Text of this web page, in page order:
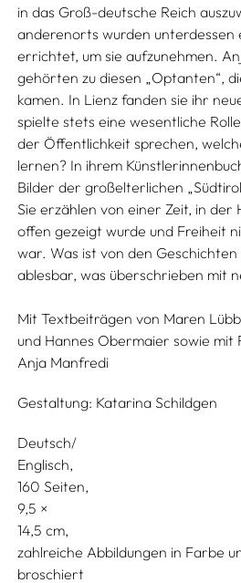
in das Groß-deutsche Reich
anderenorts wurden unterdessen
errichtet, um sie aufzunehmen.
gehörten zu diesen „Optanten“,
kamen. In Lienz fanden sie ihr
spielte stets eine wesentliche
der Öffentlichkeit sprechen,
lernen? In ihrem
Bilder der großelterlichen
Sie erzählen von einer Zeit, in
offen gezeigt wurde und Freiheit
war. Was ist von den
ablesbar, was überschrieben mit
Mit Textbeiträgen von Maren
und Hannes Obermaier sowie mit
Anja Manfredi
Gestaltung: Katarina Schildgen
Deutsch/
Englisch
160 Seiten,
9,5
14,5
zahlreiche Abbildungen in Farbe
broschiert